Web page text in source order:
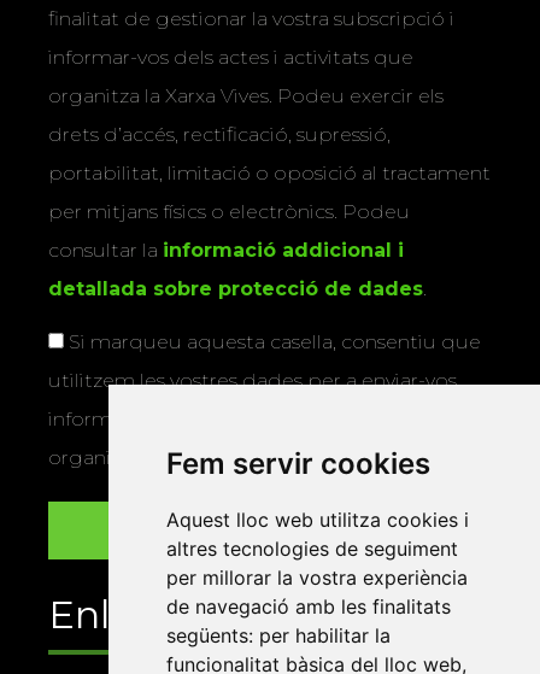
Fem servir cookies
Aquest lloc web utilitza cookies i
altres tecnologies de seguiment
per millorar la vostra experiència
de navegació amb les finalitats
següents: per habilitar la
funcionalitat bàsica del lloc web,
finalitat de gestionar la vostra subscripció i
informar-vos dels actes i activitats que
organitza la Xarxa Vives. Podeu exercir els
drets d’accés, rectificació, supressió,
portabilitat, limitació o oposició al tractament
per mitjans físics o electrònics. Podeu
consultar la informació addicional i
detallada sobre protecció de dades.
Si marqueu aquesta casella, consentiu que
utilitzem les vostres dades per a enviar-vos
informació sobre els actes i activitats que
organitza la Xarxa Vives.
Enllaços